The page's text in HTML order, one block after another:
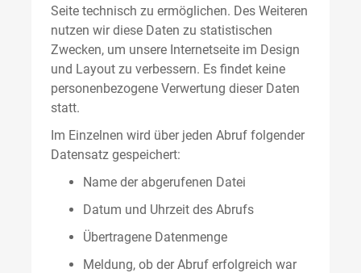
Seite technisch zu ermöglichen. Des Weiteren
nutzen wir diese Daten zu statistischen
Zwecken, um unsere Internetseite im Design
und Layout zu verbessern. Es findet keine
personenbezogene Verwertung dieser Daten
statt.
Im Einzelnen wird über jeden Abruf folgender
Datensatz gespeichert:
Name der abgerufenen Datei
Datum und Uhrzeit des Abrufs
Übertragene Datenmenge
Meldung, ob der Abruf erfolgreich war